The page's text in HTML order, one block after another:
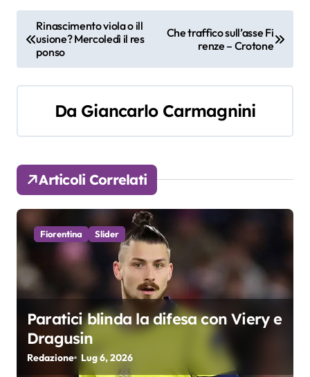
a
v
g
a
z
i
o
n
e
a
Rinascimento viola o ill
usione? Mercoledì il res
ponso
Che traffico sull’asse Fi
renze – Crotone
Da Giancarlo Carmagnini
Articoli Correlati
Fiorentina Slider
Paratici blinda la difesa con Viery e
Dragusin
Redazione Lug 6, 2026